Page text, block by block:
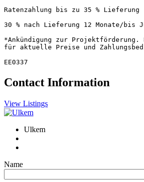
Ratenzahlung bis zu 35 % Lieferung
30 % nach Lieferung 12 Monate/bis
*Ankündigung zur
für aktuelle Preise und
EE0337
Contact Information
View Listings
Ulkem
Name